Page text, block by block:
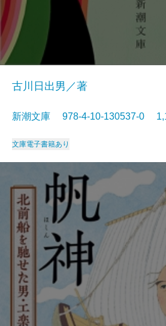
古川日出男／著
新潮文庫 978-4-10-130537-0
文庫電子書籍あり